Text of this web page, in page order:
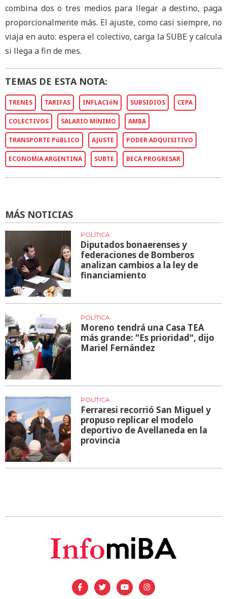
combina dos o tres medios para llegar a destino, paga
proporcionalmente más. El ajuste, como casi siempre, no
viaja en auto: espera el colectivo, carga la SUBE y calcula
si llega a fin de mes.
TEMAS DE ESTA NOTA:
TRENES TARIFAS INFLACIóN SUBSIDIOS CEPA
COLECTIVOS SALARIO MíNIMO AMBA
TRANSPORTE PúBLICO AJUSTE PODER ADQUISITIVO
ECONOMíA ARGENTINA SUBTE BECA PROGRESAR
MÁS NOTICIAS
POLÍTICA
Diputados bonaerenses y
federaciones de Bomberos
analizan cambios a la ley de
financiamiento
POLÍTICA
Moreno tendrá una Casa TEA
más grande: "Es prioridad", dijo
Mariel Fernández
POLÍTICA
Ferraresi recorrió San Miguel y
propuso replicar el modelo
deportivo de Avellaneda en la
provincia